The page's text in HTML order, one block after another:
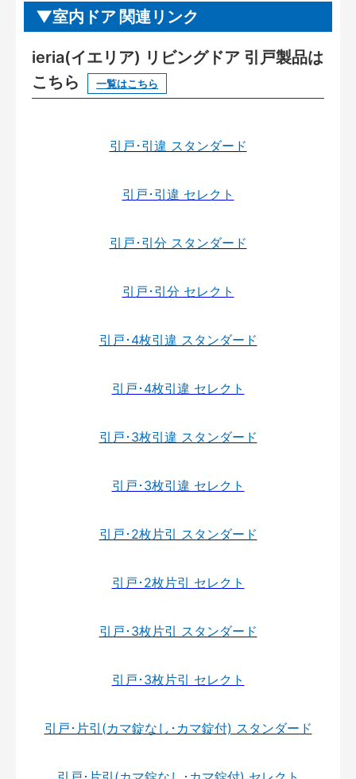
室内ドア 関連リンク
ieria(イエリア) リビングドア 引戸製品は
こちら
一覧はこちら
引戸･引違 スタンダード
引戸･引違 セレクト
引戸･引分 スタンダード
引戸･引分 セレクト
引戸･4枚引違 スタンダード
引戸･4枚引違 セレクト
引戸･3枚引違 スタンダード
引戸･3枚引違 セレクト
引戸･2枚片引 スタンダード
引戸･2枚片引 セレクト
引戸･3枚片引 スタンダード
引戸･3枚片引 セレクト
引戸･片引(カマ錠なし･カマ錠付) スタンダード